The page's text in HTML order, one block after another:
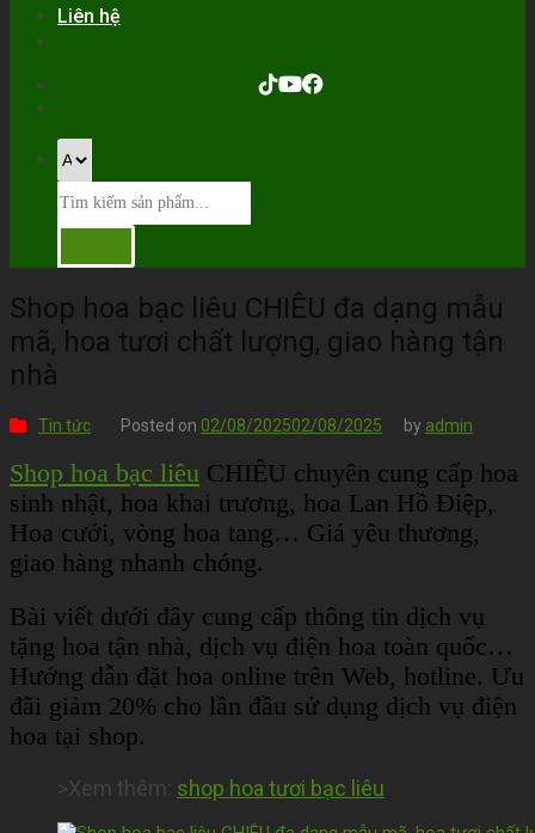
Liên hệ
Shop hoa bạc liêu CHIÊU đa dạng mẫu
mã, hoa tươi chất lượng, giao hàng tận
nhà
Tin tức Posted on 02/08/202502/08/2025 by admin
Shop hoa bạc liêu CHIÊU chuyên cung cấp hoa
sinh nhật, hoa khai trương, hoa Lan Hồ Điệp,
Hoa cưới, vòng hoa tang… Giá yêu thương,
giao hàng nhanh chóng.
Bài viết dưới đây cung cấp thông tin dịch vụ
tặng hoa tận nhà, dịch vụ điện hoa toàn quốc…
Hướng dẫn đặt hoa online trên Web, hotline. Ưu
đãi giảm 20% cho lần đầu sử dụng dịch vụ điện
hoa tại shop.
>Xem thêm: shop hoa tươi bạc liêu